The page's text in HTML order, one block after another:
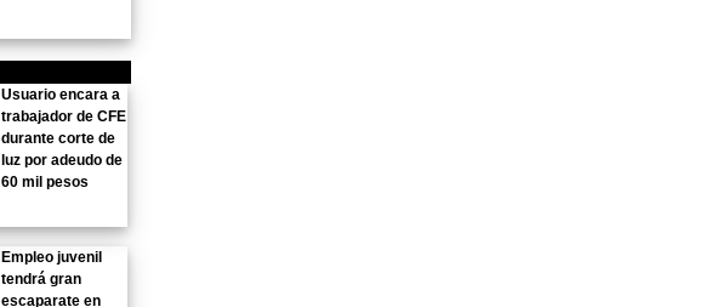
Usuario encara a
trabajador de CFE
durante corte de
luz por adeudo de
60 mil pesos
Empleo juvenil
tendrá gran
escaparate en